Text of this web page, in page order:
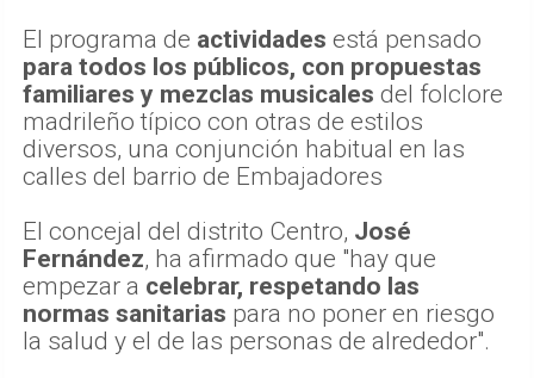
El programa de actividades está pensado
para todos los públicos, con propuestas
familiares y mezclas musicales del folclore
madrileño típico con otras de estilos
diversos, una conjunción habitual en las
calles del barrio de Embajadores
El concejal del distrito Centro, José
Fernández, ha afirmado que "hay que
empezar a celebrar, respetando las
normas sanitarias para no poner en riesgo
la salud y el de las personas de alrededor".